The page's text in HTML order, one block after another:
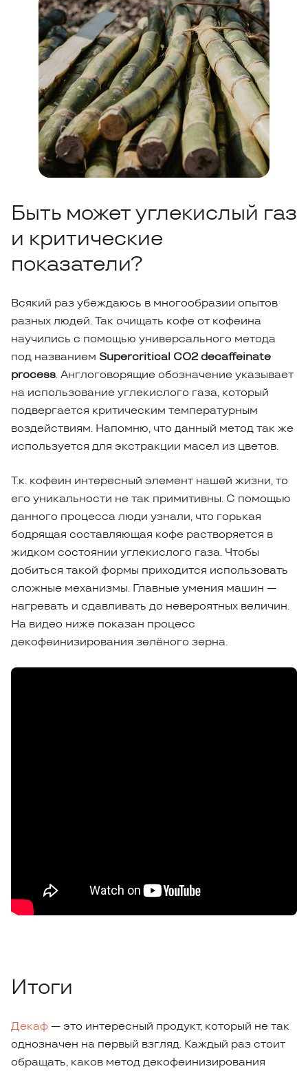
Быть может углекислый газ
и критические
показатели?
Всякий раз убеждаюсь в многообразии опытов
разных людей. Так очищать кофе от кофеина
научились с помощью универсального метода
под названием Supercritical CO2 decaffeinate
process. Англоговорящие обозначение указывает
на использование углекислого газа, который
подвергается критическим температурным
воздействиям. Напомню, что данный метод так же
используется для экстракции масел из цветов.
Т.к. кофеин интересный элемент нашей жизни, то
его уникальности не так примитивны. С помощью
данного процесса люди узнали, что горькая
бодрящая составляющая кофе растворяется в
жидком состоянии углекислого газа. Чтобы
добиться такой формы приходится использовать
сложные механизмы. Главные умения машин —
нагревать и сдавливать до невероятных величин.
На видео ниже показан процесс
декофеинизирования зелёного зерна.
Итоги
Декаф— это интересный продукт, который не так
однозначен на первый взгляд. Каждый раз стоит
обращать, каков метод декофеинизирования